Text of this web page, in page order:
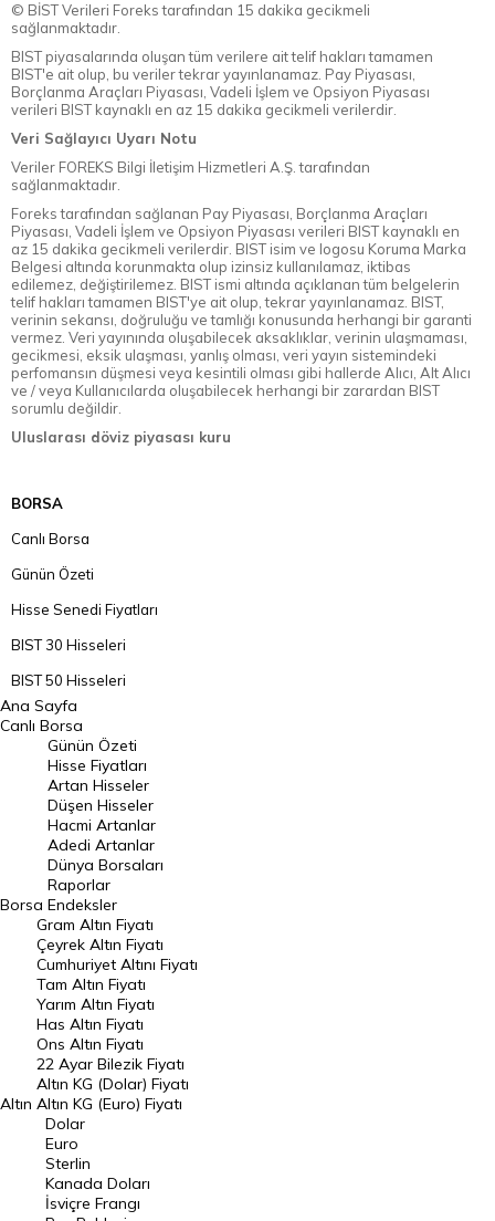
© BİST Verileri Foreks tarafından 15 dakika gecikmeli
sağlanmaktadır.
BIST piyasalarında oluşan tüm verilere ait telif hakları tamamen
BIST'e ait olup, bu veriler tekrar yayınlanamaz. Pay Piyasası,
Borçlanma Araçları Piyasası, Vadeli İşlem ve Opsiyon Piyasası
verileri BIST kaynaklı en az 15 dakika gecikmeli verilerdir.
Veri Sağlayıcı Uyarı Notu
Veriler FOREKS Bilgi İletişim Hizmetleri A.Ş. tarafından
sağlanmaktadır.
Foreks tarafından sağlanan Pay Piyasası, Borçlanma Araçları
Piyasası, Vadeli İşlem ve Opsiyon Piyasası verileri BIST kaynaklı en
az 15 dakika gecikmeli verilerdir. BIST isim ve logosu Koruma Marka
Belgesi altında korunmakta olup izinsiz kullanılamaz, iktibas
edilemez, değiştirilemez. BIST ismi altında açıklanan tüm belgelerin
telif hakları tamamen BIST'ye ait olup, tekrar yayınlanamaz. BIST,
verinin sekansı, doğruluğu ve tamlığı konusunda herhangi bir garanti
vermez. Veri yayınında oluşabilecek aksaklıklar, verinin ulaşmaması,
gecikmesi, eksik ulaşması, yanlış olması, veri yayın sistemindeki
perfomansın düşmesi veya kesintili olması gibi hallerde Alıcı, Alt Alıcı
ve / veya Kullanıcılarda oluşabilecek herhangi bir zarardan BIST
sorumlu değildir.
Uluslarası döviz piyasası kuru
BORSA
Canlı Borsa
Günün Özeti
Hisse Senedi Fiyatları
BIST 30 Hisseleri
BIST 50 Hisseleri
BIST 100 Hisseleri
En Çok Artan Hisseler
En Çok Düşen Hisseler
Hacmi Artanlar
Geçmiş Kapanışlar
Dünya Borsaları
Raporlar
Endeksler
DÖVİZ
Döviz Kuru
Dolar Kuru
Euro Kuru
Pound Kuru
Frank Kuru
Ana Sayfa
Canlı Borsa
Borsa
Günün Özeti
Hisse Fiyatları
Artan Hisseler
Düşen Hisseler
Hacmi Artanlar
Adedi Artanlar
Dünya Borsaları
Raporlar
Endeksler
Altın
Gram Altın Fiyatı
Çeyrek Altın Fiyatı
Cumhuriyet Altını Fiyatı
Tam Altın Fiyatı
Yarım Altın Fiyatı
Has Altın Fiyatı
Ons Altın Fiyatı
22 Ayar Bilezik Fiyatı
Altın KG (Dolar) Fiyatı
Altın KG (Euro) Fiyatı
Dolar
Euro
Sterlin
Kanada Doları
İsviçre Frangı